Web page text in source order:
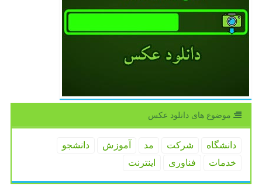
موضوع های دانلود عكس
دانشگاه شركت مد آموزش
دانشجو
خدمات
فناوری اینترنت